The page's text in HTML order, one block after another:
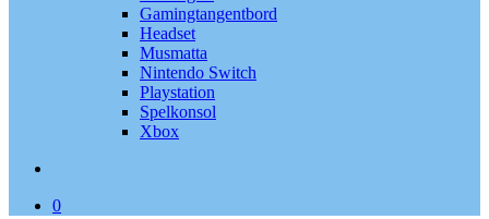
Gamingtangentbord
Headset
Musmatta
Nintendo Switch
Playstation
Spelkonsol
Xbox
0